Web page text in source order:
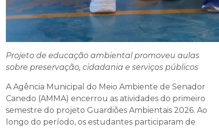
Projeto de educação ambiental promoveu aulas
sobre preservação, cidadania e serviços públicos
A Agência Municipal do Meio Ambiente de Senador
Canedo (AMMA) encerrou as atividades do primeiro
semestre do projeto Guardiões Ambientais 2026. Ao
longo do período, os estudantes participaram de